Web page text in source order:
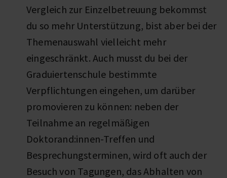
Vergleich zur Einzelbetreuung bekommst
du so mehr Unterstützung, bist aber bei der
Themenauswahl vielleicht mehr
eingeschränkt. Auch musst du bei der
Graduiertenschule bestimmte
Verpflichtungen eingehen, um darüber
promovieren zu können: neben der
Teilnahme an regelmäßigen
Doktorand:innen-Treffen und
Besprechungsterminen, wird oft auch der
Besuch von Tagungen, das Abhalten von